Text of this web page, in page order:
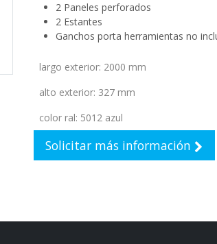
2 Paneles perforados
2 Estantes
Ganchos porta herramientas no
largo exterior: 2000 mm
alto exterior: 327 mm
color ral: 5012 azul
Solicitar más información